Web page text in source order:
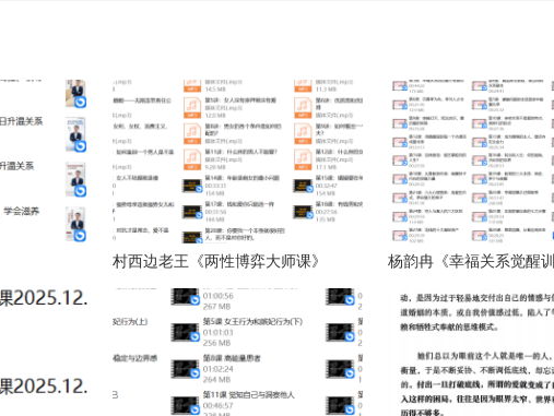
村西边老王《两性博弈大师课》 杨韵冉《幸福关系觉醒